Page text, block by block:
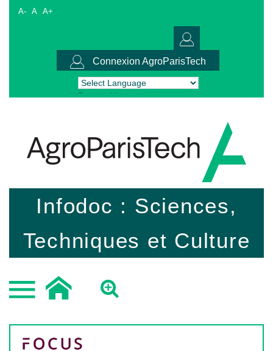
A- A A+
Connexion AgroParisTech
Powered by Translate
Infodoc : Sciences,
Techniques et Culture